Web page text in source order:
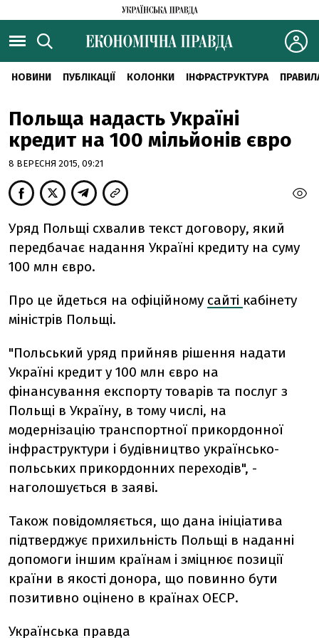
НОВИНИ ПУБЛІКАЦІЇ КОЛОНКИ ІНФРАСТРУКТУРА
Польща надасть Україні
кредит на 100 мільйонів євро
8 ВЕРЕСНЯ 2015, 09:21
Уряд Польщі схвалив текст договору, який
передбачає надання Україні кредиту на суму
100 млн євро.
Про це йдеться на офіційному сайті кабінету
міністрів Польщі.
"Польський уряд прийняв рішення надати
Україні кредит у 100 млн євро на
фінансування експорту товарів та послуг з
Польщі в Україну, в тому числі, на
модернізацію транспортної прикордонної
інфраструктури і будівництво українсько-
польських прикордонних переходів", -
наголошується в заяві.
Також повідомляється, що дана ініціатива
підтверджує прихильність Польщі в наданні
допомоги іншим країнам і зміцнює позиції
країни в якості донора, що повинно бути
позитивно оцінено в країнах ОЕСР.
Українська правда